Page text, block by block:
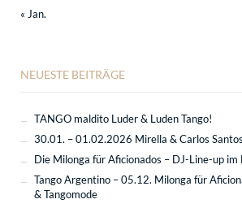
« Jan.
NEUESTE BEITRÄGE
TANGO maldito Luder & Luden Tango!
30.01. – 01.02.2026 Mirella & Carlos
Die Milonga für Aficionados – DJ-Line-up im
Tango Argentino – 05.12. Milonga für
& Tangomode